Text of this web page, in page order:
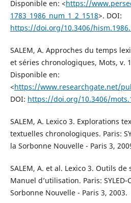
Disponible en: <https://
1783_1986_num_1_2_1518>. DOI:
https://doi.org/10.3406/
SALEM, A. Approches du temps
et séries chronologiques, Mots, v.
Disponible en:
<https://www.researchgate.net/
DOI: https://doi.org/10.3406/
SALEM, A. Lexico 3. Explorations
textuelles chronologiques. Paris:
la Sorbonne Nouvelle - Paris 3,
SALEM, A. et al. Lexico 3. Outils
Manuel d’utilisation. Paris: SYLED-
Sorbonne Nouvelle - Paris 3, 2003.